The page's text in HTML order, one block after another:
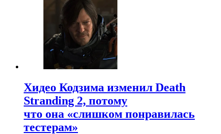
Хидео Кодзима изменил Death
Stranding 2, потому
что она «слишком понравилась
тестерам»